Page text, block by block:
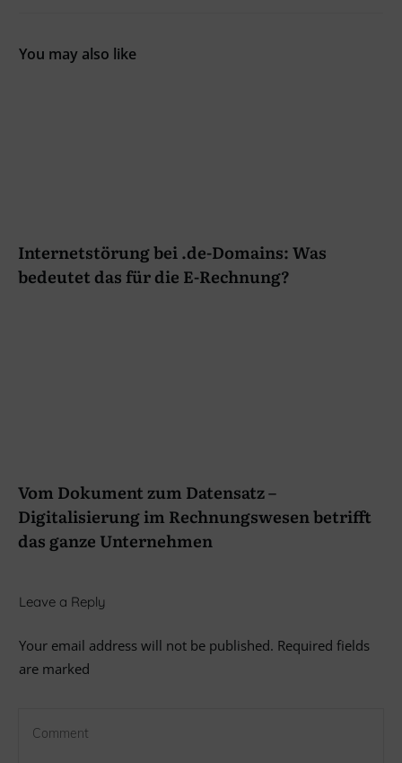
You may also like
Internetstörung bei .de-Domains: Was
bedeutet das für die E-Rechnung?
Vom Dokument zum Datensatz –
Digitalisierung im Rechnungswesen betrifft
das ganze Unternehmen
Leave a Reply
Your email address will not be published. Required fields
are marked